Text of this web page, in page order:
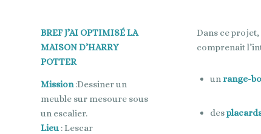
BREF J’AI OPTIMISÉ LA
MAISON D’HARRY
POTTER
Mission :Dessiner un
meuble sur mesoure sous
un escalier.
Lieu : Lescar
Dans ce
comprenait
un range-
des